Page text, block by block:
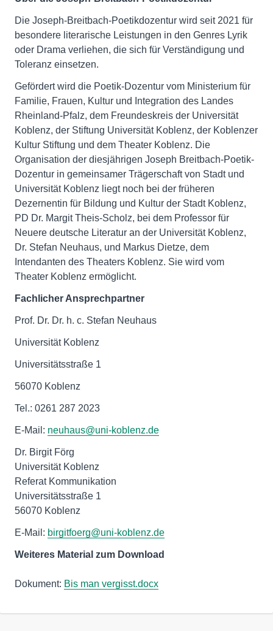
Die Joseph-Breitbach-Poetikdozentur wird seit 2021 für
besondere literarische Leistungen in den Genres Lyrik
oder Drama verliehen, die sich für Verständigung und
Toleranz einsetzen.
Gefördert wird die Poetik-Dozentur vom Ministerium für
Familie, Frauen, Kultur und Integration des Landes
Rheinland-Pfalz, dem Freundeskreis der Universität
Koblenz, der Stiftung Universität Koblenz, der Koblenzer
Kultur Stiftung und dem Theater Koblenz. Die
Organisation der diesjährigen Joseph Breitbach-Poetik-
Dozentur in gemeinsamer Trägerschaft von Stadt und
Universität Koblenz liegt noch bei der früheren
Dezernentin für Bildung und Kultur der Stadt Koblenz,
PD Dr. Margit Theis-Scholz, bei dem Professor für
Neuere deutsche Literatur an der Universität Koblenz,
Dr. Stefan Neuhaus, und Markus Dietze, dem
Intendanten des Theaters Koblenz. Sie wird vom
Theater Koblenz ermöglicht.
Fachlicher Ansprechpartner
Prof. Dr. Dr. h. c. Stefan Neuhaus
Universität Koblenz
Universitätsstraße 1
56070 Koblenz
Tel.: 0261 287 2023
E-Mail: neuhaus@uni-koblenz.de
Dr. Birgit Förg
Universität Koblenz
Referat Kommunikation
Universitätsstraße 1
56070 Koblenz
E-Mail: birgitfoerg@uni-koblenz.de
Weiteres Material zum Download
Dokument: Bis man vergisst.docx